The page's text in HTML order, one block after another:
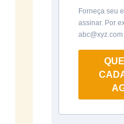
Forneça seu
assinar. Por
abc@xyz.com